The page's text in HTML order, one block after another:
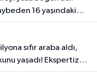
16 yaşındaki
yaşadı! Ekspertize
ortaya çıktı